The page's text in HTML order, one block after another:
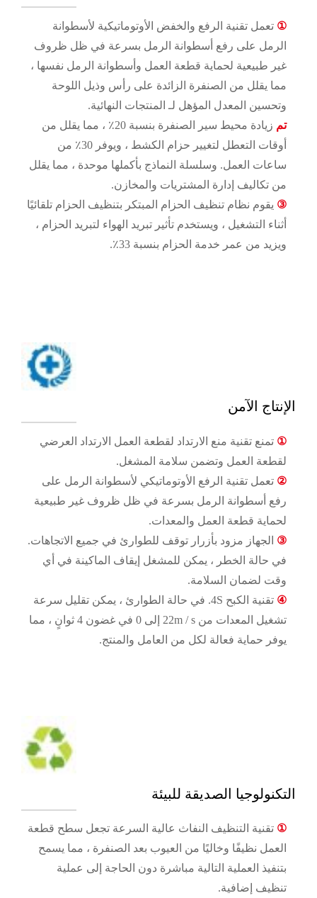
① تعمل تقنية الرفع والخفض الأوتوماتيكية لأسطوانة
الرمل على رفع أسطوانة الرمل بسرعة في ظل ظروف
غير طبيعية لحماية قطعة العمل وأسطوانة الرمل نفسها ،
مما يقلل من الصنفرة الزائدة على رأس وذيل اللوحة
وتحسين المعدل المؤهل لـ المنتجات النهائية.
تم
زيادة محيط سير الصنفرة بنسبة 20٪ ، مما يقلل من
أوقات التعطل لتغيير حزام الكشط ، ويوفر 30٪ من
ساعات العمل. وسلسلة النماذج بأكملها موحدة ، مما يقلل
من تكاليف إدارة المشتريات والمخازن.
③ يقوم نظام تنظيف الحزام المبتكر بتنظيف الحزام تلقائيًا
أثناء التشغيل ، ويستخدم تأثير تبريد الهواء لتبريد الحزام ،
ويزيد من عمر خدمة الحزام بنسبة 33٪.
الإنتاج الآمن
① تمنع تقنية منع الارتداد لقطعة العمل الارتداد العرضي
لقطعة العمل وتضمن سلامة المشغل.
② تعمل تقنية الرفع الأوتوماتيكي لأسطوانة الرمل على
رفع أسطوانة الرمل بسرعة في ظل ظروف غير طبيعية
لحماية قطعة العمل والمعدات.
③ الجهاز مزود بأزرار توقف للطوارئ في جميع الاتجاهات.
في حالة الخطر ، يمكن للمشغل إيقاف الماكينة في أي
وقت لضمان السلامة.
④
تقنية الكبح 4S. في حالة الطوارئ ، يمكن تقليل سرعة
تشغيل المعدات من 22m / s إلى 0 في غضون 4 ثوانٍ ، مما
يوفر حماية فعالة لكل من العامل والمنتج.
التكنولوجيا الصديقة للبيئة
① تقنية التنظيف النفاث عالية السرعة تجعل سطح قطعة
العمل نظيفًا وخاليًا من العيوب بعد الصنفرة ، مما يسمح
بتنفيذ العملية التالية مباشرة دون الحاجة إلى عملية
تنظيف إضافية.